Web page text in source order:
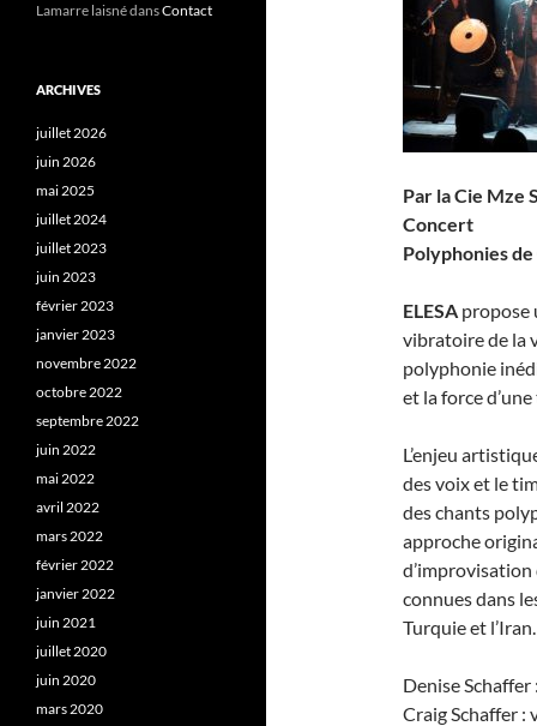
Par la Cie Mze
Concert
Polyphonies
ELESA propose
vibratoire de la
polyphonie
et la force
L’enjeu
des voix et le
des chants
approche
d’improvisation
connues dans
Turquie et l’Iran.
Denise Schaffer
Craig Schaffer :
Lamarre laisnédansContact
ARCHIVES
juillet 2026
juin 2026
mai 2025
juillet 2024
juillet 2023
juin 2023
février 2023
janvier 2023
novembre 2022
octobre 2022
septembre 2022
juin 2022
mai 2022
avril 2022
mars 2022
février 2022
janvier 2022
juin 2021
juillet 2020
juin 2020
mars 2020